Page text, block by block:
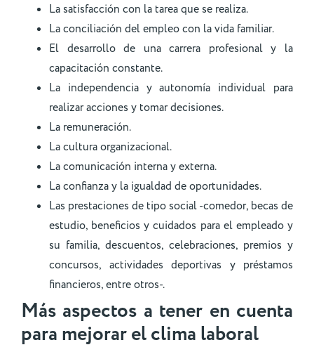
La satisfacción con la tarea que se realiza.
La conciliación del empleo con la vida familiar.
El desarrollo de una carrera profesional y la
capacitación constante.
La independencia y autonomía individual para
realizar acciones y tomar decisiones.
La remuneración.
La cultura organizacional.
La comunicación interna y externa.
La confianza y la igualdad de oportunidades.
Las prestaciones de tipo social -comedor, becas de
estudio, beneficios y cuidados para el empleado y
su familia, descuentos, celebraciones, premios y
concursos, actividades deportivas y préstamos
financieros, entre otros-.
Más aspectos a tener en cuenta
para mejorar el clima laboral